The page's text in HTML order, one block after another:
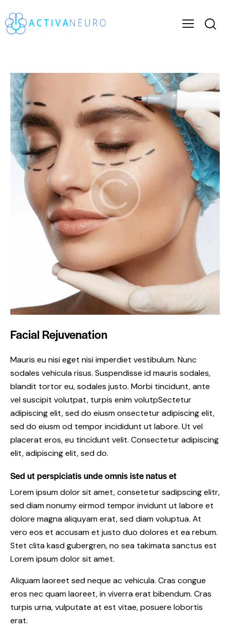
Facial Rejuvenation
Mauris eu nisi eget nisi imperdiet vestibulum. Nunc
sodales vehicula risus. Suspendisse id mauris sodales,
blandit tortor eu, sodales justo. Morbi tincidunt, ante
vel suscipit volutpat, turpis enim volutpSectetur
adipiscing elit, sed do eiusm onsectetur adipiscing elit,
sed do eiusm od tempor incididunt ut labore. Ut vel
placerat eros, eu tincidunt velit. Consectetur adipiscing
elit, adipiscing elit, sed do.
Sed ut perspiciatis unde omnis iste natus et
Lorem ipsum dolor sit amet, consetetur sadipscing elitr,
sed diam nonumy eirmod tempor invidunt ut labore et
dolore magna aliquyam erat, sed diam voluptua. At
vero eos et accusam et justo duo dolores et ea rebum.
Stet clita kasd gubergren, no sea takimata sanctus est
Lorem ipsum dolor sit amet.
Aliquam laoreet sed neque ac vehicula. Cras congue
eros nec quam laoreet, in viverra erat bibendum. Cras
turpis urna, vulputate at est vitae, posuere lobortis
erat.